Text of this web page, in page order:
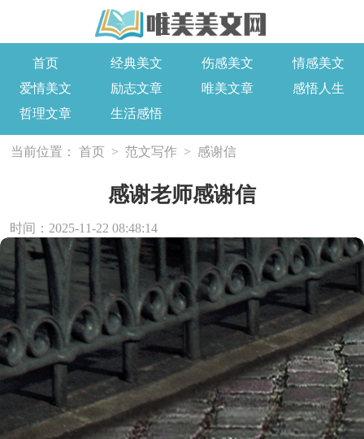
首页 经典美文 伤感美文
情感美文
爱情美文
励志文章 唯美文章
感悟人生
哲理文章
生活感悟
当前位置： 首页 > 范文写作 > 感谢信
感谢老师感谢信
时间：2025-11-22 08:48:14